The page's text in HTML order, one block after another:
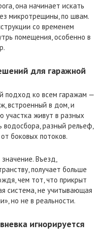
она начинает искать
микротрещины, по швам.
со временем
помещения, особенно в
для гаражной
подход ко всем гаражам —
встроенный в дом, и
участка живут в разных
водосбора, разный рельеф,
боковых потоков.
Въезд,
получает больше
чем тот, что прикрыт
система, не учитывающая
но не в реальности.
игнорируется